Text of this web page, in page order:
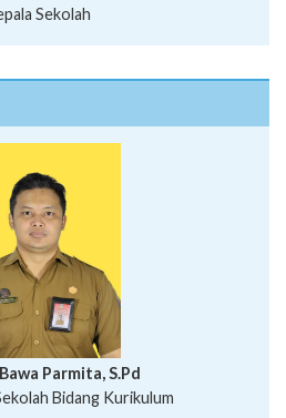
Sekolah
S.Pd.
Parmita, S.Pd
Bidang Kurikulum
Pratita, S.Pd., M.Sn
Sutantri, S.Pd.